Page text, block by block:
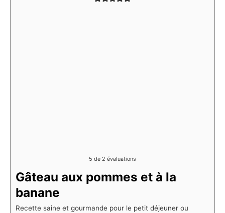
5 de 2 évaluations
Gâteau aux pommes et à la
banane
Recette saine et gourmande pour le petit déjeuner ou